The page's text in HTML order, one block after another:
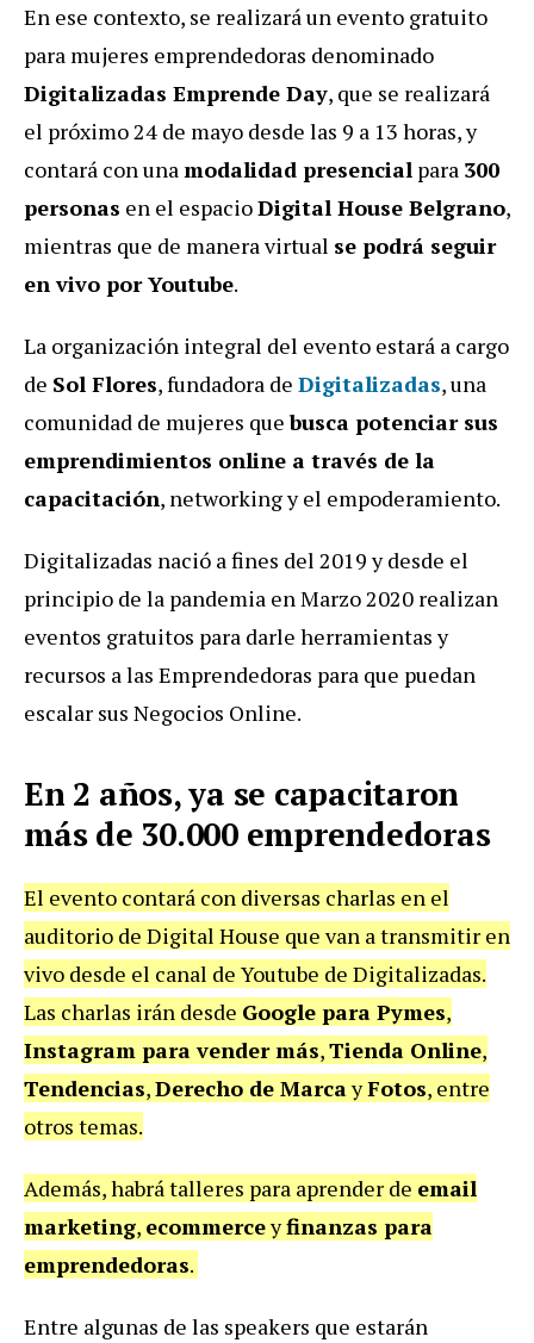
En ese contexto, se realizará un evento gratuito
para mujeres emprendedoras denominado
Digitalizadas Emprende Day, que se realizará
el próximo 24 de mayo desde las 9 a 13 horas, y
contará con unamodalidad presencial para 300
personas en el espacioDigital House Belgrano,
mientras que de manera virtual se podrá seguir
en vivo por Youtube.
La organización integral del evento estará a cargo
de Sol Flores, fundadora de Digitalizadas, una
comunidad de mujeres quebusca potenciar sus
emprendimientos online a través de la
capacitación, networking y el empoderamiento.
Digitalizadas nació a fines del 2019 y desde el
principio de la pandemia en Marzo 2020 realizan
eventos gratuitos para darle herramientas y
recursos a las Emprendedoras para que puedan
escalar sus Negocios Online.
En 2 años, ya se capacitaron
más de 30.000 emprendedoras
El evento contará con diversas charlas en el
auditorio de Digital House que van a transmitir en
vivo desde el canal de Youtube de Digitalizadas.
Las charlas irán desde Google para Pymes,
Instagram para vender más,Tienda Online,
Tendencias,Derecho de MarcayFotos, entre
otros temas.
Además, habrá talleres para aprender de email
marketing, ecommerceyfinanzas para
emprendedoras.
Entre algunas de las speakers que estarán